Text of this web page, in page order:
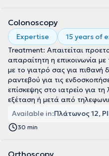
Colonoscopy
Expertise
15 years of
Treatment: Απαιτείται
απαραίτητη η επικοινωνία
με το γιατρό σας για
ραντεβού για τις
επίσκεψης στο ιατρείο για τη
εξέταση ή μετά από
Available in:Πλάτωνος 12,
30 min
Orthoscopy